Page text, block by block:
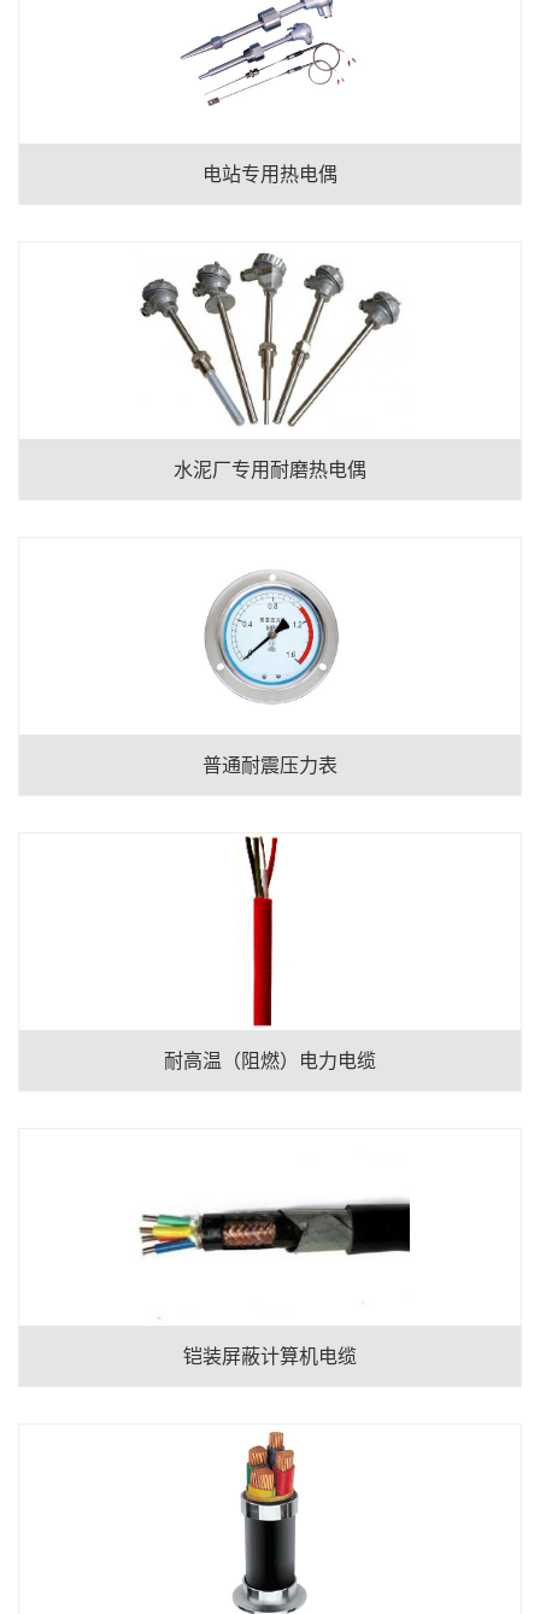
电站专用热电偶
水泥厂专用耐磨热电偶
普通耐震压力表
耐高温（阻燃）电力电缆
铠装屏蔽计算机电缆